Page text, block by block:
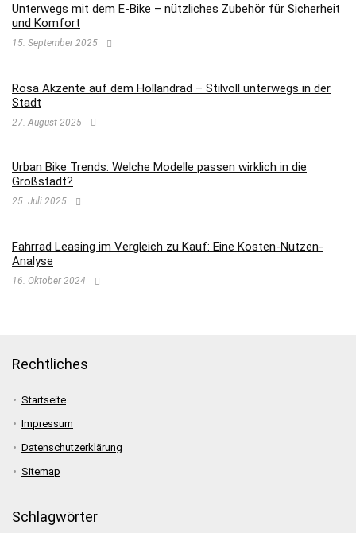
Unterwegs mit dem E-Bike – nützliches Zubehör für Sicherheit
und Komfort
15. September 2025
Rosa Akzente auf dem Hollandrad – Stilvoll unterwegs in der
Stadt
27. August 2025
Urban Bike Trends: Welche Modelle passen wirklich in die
Großstadt?
25. Juli 2025
Fahrrad Leasing im Vergleich zu Kauf: Eine Kosten-Nutzen-
Analyse
16. Oktober 2024
Rechtliches
Startseite
Impressum
Datenschutzerklärung
Sitemap
Schlagwörter